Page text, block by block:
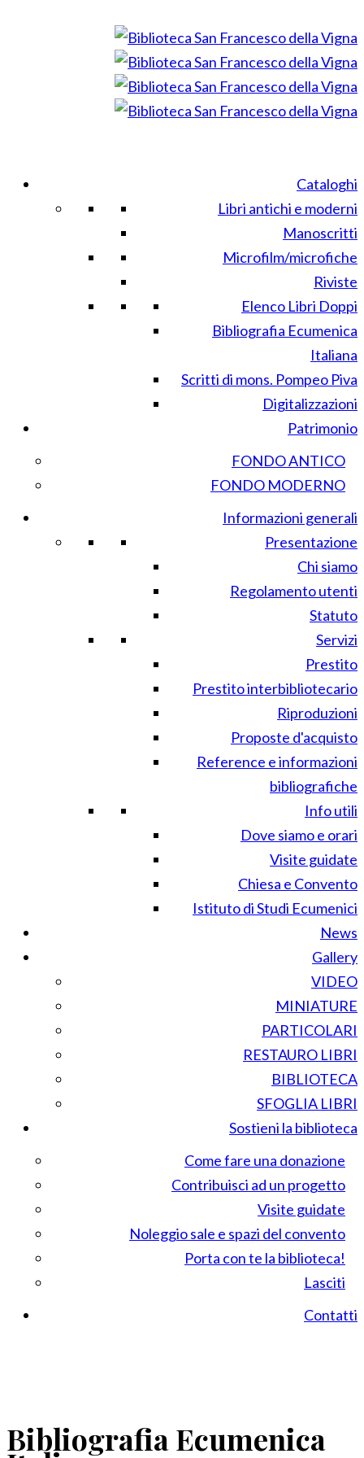
Cataloghi
Libri antichi e moderni
Manoscritti
Microfilm/microfiche
Riviste
Elenco Libri Doppi
Bibliografia Ecumenica
Italiana
Scritti di mons. Pompeo Piva
Digitalizzazioni
Patrimonio
FONDO ANTICO
FONDO MODERNO
Informazioni generali
Presentazione
Chi siamo
Regolamento utenti
Statuto
Servizi
Prestito
Prestito interbibliotecario
Riproduzioni
Proposte d'acquisto
Reference e informazioni
bibliografiche
Info utili
Dove siamo e orari
Visite guidate
Chiesa e Convento
Istituto di Studi Ecumenici
News
Gallery
VIDEO
MINIATURE
PARTICOLARI
RESTAURO LIBRI
BIBLIOTECA
SFOGLIA LIBRI
Sostieni la biblioteca
Come fare una donazione
Contribuisci ad un progetto
Visite guidate
Noleggio sale e spazi del convento
Porta con te la biblioteca!
Lasciti
Contatti
Bibliografia Ecumenica